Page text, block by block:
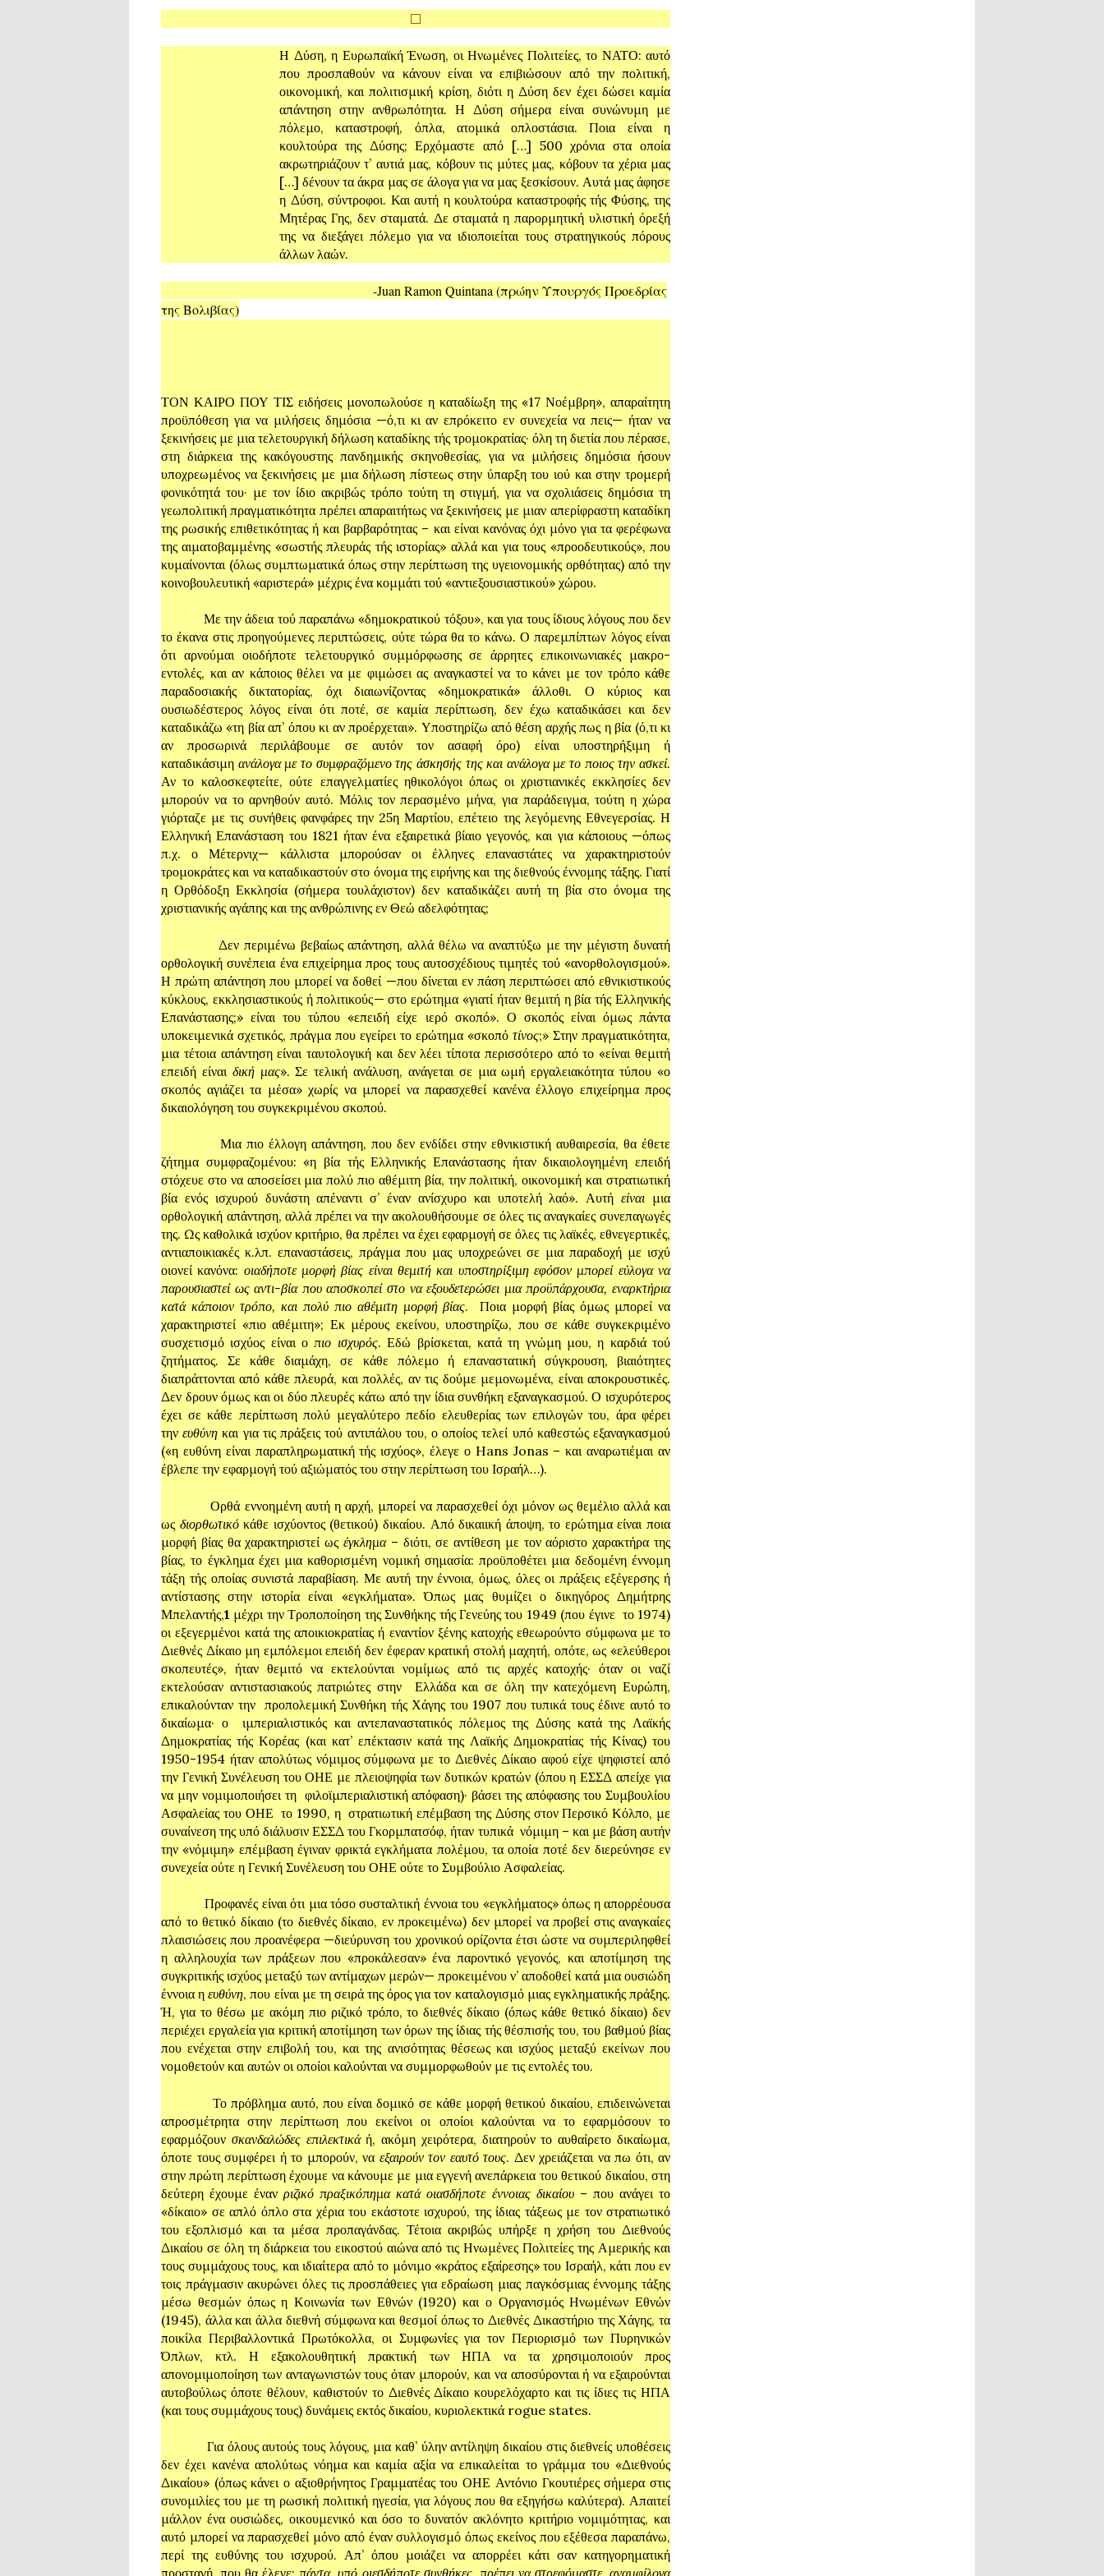
Η Δύση, η Ευρωπαϊκή Ένωση, οι Ηνωμένες Πολιτείες, το ΝΑΤΟ: αυτό
που προσπαθούν να κάνουν είναι να επιβιώσουν από την πολιτική,
οικονομική, και πολιτισμική κρίση, διότι η Δύση δεν έχει δώσει καμία
απάντηση στην ανθρωπότητα. Η Δύση σήμερα είναι συνώνυμη με
πόλεμο, καταστροφή, όπλα, ατομικά οπλοστάσια. Ποια είναι η
κουλτούρα της Δύσης; Ερχόμαστε από […] 500 χρόνια στα οποία
ακρωτηριάζουν τ’ αυτιά μας, κόβουν τις μύτες μας, κόβουν τα χέρια μας
[…] δένουν τα άκρα μας σε άλογα για να μας ξεσκίσουν. Αυτά μας άφησε
η Δύση, σύντροφοι. Και αυτή η κουλτούρα καταστροφής τής Φύσης, της
Μητέρας Γης, δεν σταματά. Δε σταματά η παρορμητική υλιστική όρεξή
της να διεξάγει πόλεμο για να ιδιοποιείται τους στρατηγικούς πόρους
άλλων λαών.
-Juan Ramon Quintana (πρώην Υπουργός Προεδρίας
της Βολιβίας)
ΤΟΝ ΚΑΙΡΟ ΠΟΥ ΤΙΣ ειδήσεις μονοπωλούσε η καταδίωξη της «17 Νοέμβρη», απαραίτητη
προϋπόθεση για να μιλήσεις δημόσια —ό,τι κι αν επρόκειτο εν συνεχεία να πεις— ήταν να
ξεκινήσεις με μια τελετουργική δήλωση καταδίκης τής τρομοκρατίας· όλη τη διετία που πέρασε,
στη διάρκεια της κακόγουστης πανδημικής σκηνοθεσίας, για να μιλήσεις δημόσια ήσουν
υποχρεωμένος να ξεκινήσεις με μια δήλωση πίστεως στην ύπαρξη του ιού και στην τρομερή
φονικότητά του· με τον ίδιο ακριβώς τρόπο τούτη τη στιγμή, για να σχολιάσεις δημόσια τη
γεωπολιτική πραγματικότητα πρέπει απαραιτήτως να ξεκινήσεις με μιαν απερίφραστη καταδίκη
της ρωσικής επιθετικότητας ή και βαρβαρότητας – και είναι κανόνας όχι μόνο για τα φερέφωνα
της αιματοβαμμένης «σωστής πλευράς τής ιστορίας» αλλά και για τους «προοδευτικούς», που
κυμαίνονται (όλως συμπτωματικά όπως στην περίπτωση της υγειονομικής ορθότητας) από την
κοινοβουλευτική «αριστερά» μέχρις ένα κομμάτι τού «αντιεξουσιαστικού» χώρου.
Με την άδεια τού παραπάνω «δημοκρατικού τόξου», και για τους ίδιους λόγους που δεν
το έκανα στις προηγούμενες περιπτώσεις, ούτε τώρα θα το κάνω. Ο παρεμπίπτων λόγος είναι
ότι αρνούμαι οιοδήποτε τελετουργικό συμμόρφωσης σε άρρητες επικοινωνιακές μακρο-
εντολές, και αν κάποιος θέλει να με φιμώσει ας αναγκαστεί να το κάνει με τον τρόπο κάθε
παραδοσιακής δικτατορίας, όχι διαιωνίζοντας «δημοκρατικά» άλλοθι. Ο κύριος και
ουσιωδέστερος λόγος είναι ότι ποτέ, σε καμία περίπτωση, δεν έχω καταδικάσει και δεν
καταδικάζω «τη βία απ’ όπου κι αν προέρχεται». Υποστηρίζω από θέση αρχής πως η βία (ό,τι κι
αν προσωρινά περιλάβουμε σε αυτόν τον ασαφή όρο) είναι υποστηρήξιμη ή
καταδικάσιμη ανάλογα με το συμφραζόμενο της άσκησής της και ανάλογα με το ποιος την ασκεί.
Αν το καλοσκεφτείτε, ούτε επαγγελματίες ηθικολόγοι όπως οι χριστιανικές εκκλησίες δεν
μπορούν να το αρνηθούν αυτό. Μόλις τον περασμένο μήνα, για παράδειγμα, τούτη η χώρα
γιόρταζε με τις συνήθεις φανφάρες την 25η Μαρτίου, επέτειο της λεγόμενης Εθνεγερσίας. Η
Ελληνική Επανάσταση του 1821 ήταν ένα εξαιρετικά βίαιο γεγονός, και για κάποιους —όπως
π.χ. ο Μέτερνιχ— κάλλιστα μπορούσαν οι έλληνες επαναστάτες να χαρακτηριστούν
τρομοκράτες και να καταδικαστούν στο όνομα της ειρήνης και της διεθνούς έννομης τάξης. Γιατί
η Ορθόδοξη Εκκλησία (σήμερα τουλάχιστον) δεν καταδικάζει αυτή τη βία στο όνομα της
χριστιανικής αγάπης και της ανθρώπινης εν Θεώ αδελφότητας;
Δεν περιμένω βεβαίως απάντηση, αλλά θέλω να αναπτύξω με την μέγιστη δυνατή
ορθολογική συνέπεια ένα επιχείρημα προς τους αυτοσχέδιους τιμητές τού «ανορθολογισμού».
Η πρώτη απάντηση που μπορεί να δοθεί —που δίνεται εν πάση περιπτώσει από εθνικιστικούς
κύκλους, εκκλησιαστικούς ή πολιτικούς— στο ερώτημα «γιατί ήταν θεμιτή η βία τής Ελληνικής
Επανάστασης;» είναι του τύπου «επειδή είχε ιερό σκοπό». Ο σκοπός είναι όμως πάντα
υποκειμενικά σχετικός, πράγμα που εγείρει το ερώτημα «σκοπό τίνος;» Στην πραγματικότητα,
μια τέτοια απάντηση είναι ταυτολογική και δεν λέει τίποτα περισσότερο από το «είναι θεμιτή
επειδή είναι δική μας». Σε τελική ανάλυση, ανάγεται σε μια ωμή εργαλειακότητα τύπου «ο
σκοπός αγιάζει τα μέσα» χωρίς να μπορεί να παρασχεθεί κανένα έλλογο επιχείρημα προς
δικαιολόγηση του συγκεκριμένου σκοπού.
Μια πιο έλλογη απάντηση, που δεν ενδίδει στην εθνικιστική αυθαιρεσία, θα έθετε
ζήτημα συμφραζομένου: «η βία τής Ελληνικής Επανάστασης ήταν δικαιολογημένη επειδή
στόχευε στο να αποσείσει μια πολύ πιο αθέμιτη βία, την πολιτική, οικονομική και στρατιωτική
βία ενός ισχυρού δυνάστη απέναντι σ’ έναν ανίσχυρο και υποτελή λαό». Αυτήείναι μια
ορθολογική απάντηση, αλλά πρέπει να την ακολουθήσουμε σε όλες τις αναγκαίες συνεπαγωγές
της. Ως καθολικά ισχύον κριτήριο, θα πρέπει να έχει εφαρμογή σε όλες τις λαϊκές, εθνεγερτικές,
αντιαποικιακές κ.λπ. επαναστάσεις, πράγμα που μας υποχρεώνει σε μια παραδοχή με ισχύ
οιονεί κανόνα: οιαδήποτε μορφή βίας είναι θεμιτή και υποστηρίξιμη εφόσον μπορεί εύλογα να
παρουσιαστεί ως αντι-βία που αποσκοπεί στο να εξουδετερώσει μια προϋπάρχουσα, εναρκτήρια
κατά κάποιον τρόπο, και πολύ πιο αθέμιτη μορφή βίας. Ποια μορφή βίας όμως μπορεί να
χαρακτηριστεί «πιο αθέμιτη»; Εκ μέρους εκείνου, υποστηρίζω, που σε κάθε συγκεκριμένο
συσχετισμό ισχύος είναι οπιο ισχυρός. Εδώ βρίσκεται, κατά τη γνώμη μου, η καρδιά τού
ζητήματος. Σε κάθε διαμάχη, σε κάθε πόλεμο ή επαναστατική σύγκρουση, βιαιότητες
διαπράττονται από κάθε πλευρά, και πολλές, αν τις δούμε μεμονωμένα, είναι αποκρουστικές.
Δεν δρουν όμως και οι δύο πλευρές κάτω από την ίδια συνθήκη εξαναγκασμού. Ο ισχυρότερος
έχει σε κάθε περίπτωση πολύ μεγαλύτερο πεδίο ελευθερίας των επιλογών του, άρα φέρει
τηνευθύνηκαι για τις πράξεις τού αντιπάλου του, ο οποίος τελεί υπό καθεστώς εξαναγκασμού
(«η ευθύνη είναι παραπληρωματική τής ισχύος», έλεγε ο Hans Jonas – και αναρωτιέμαι αν
έβλεπε την εφαρμογή τού αξιώματός του στην περίπτωση του Ισραήλ…).
Ορθά εννοημένη αυτή η αρχή, μπορεί να παρασχεθεί όχι μόνον ως θεμέλιο αλλά και
ως διορθωτικόκάθε ισχύοντος (θετικού) δικαίου. Από δικαιική άποψη, το ερώτημα είναι ποια
μορφή βίας θα χαρακτηριστεί ως έγκλημα– διότι, σε αντίθεση με τον αόριστο χαρακτήρα της
βίας, το έγκλημα έχει μια καθορισμένη νομική σημασία: προϋποθέτει μια δεδομένη έννομη
τάξη τής οποίας συνιστά παραβίαση. Με αυτή την έννοια, όμως, όλες οι πράξεις εξέγερσης ή
αντίστασης στην ιστορία είναι «εγκλήματα». Όπως μας θυμίζει ο δικηγόρος Δημήτρης
Μπελαντής,1 μέχρι την Τροποποίηση της Συνθήκης τής Γενεύης του 1949 (που έγινε το 1974)
οι εξεγερμένοι κατά της αποικιοκρατίας ή εναντίον ξένης κατοχής εθεωρούντο σύμφωνα με το
Διεθνές Δίκαιο μη εμπόλεμοι επειδή δεν έφεραν κρατική στολή μαχητή, οπότε, ως «ελεύθεροι
σκοπευτές», ήταν θεμιτό να εκτελούνται νομίμως από τις αρχές κατοχής· όταν οι ναζί
εκτελούσαν αντιστασιακούς πατριώτες στην Ελλάδα και σε όλη την κατεχόμενη Ευρώπη,
επικαλούνταν την προπολεμική Συνθήκη τής Χάγης του 1907 που τυπικά τους έδινε αυτό το
δικαίωμα· ο ιμπεριαλιστικός και αντεπαναστατικός πόλεμος της Δύσης κατά της Λαϊκής
Δημοκρατίας τής Κορέας (και κατ’ επέκτασιν κατά της Λαϊκής Δημοκρατίας τής Κίνας) του
1950-1954 ήταν απολύτως νόμιμος σύμφωνα με το Διεθνές Δίκαιο αφού είχε ψηφιστεί από
την Γενική Συνέλευση του ΟΗΕ με πλειοψηφία των δυτικών κρατών (όπου η ΕΣΣΔ απείχε για
να μην νομιμοποιήσει τη φιλοϊμπεριαλιστική απόφαση)· βάσει της απόφασης του Συμβουλίου
Ασφαλείας του ΟΗΕ το 1990, η στρατιωτική επέμβαση της Δύσης στον Περσικό Κόλπο, με
συναίνεση της υπό διάλυσιν ΕΣΣΔ του Γκορμπατσόφ, ήταν τυπικά νόμιμη – και με βάση αυτήν
την «νόμιμη» επέμβαση έγιναν φρικτά εγκλήματα πολέμου, τα οποία ποτέ δεν διερεύνησε εν
συνεχεία ούτε η Γενική Συνέλευση του ΟΗΕ ούτε το Συμβούλιο Ασφαλείας.
Προφανές είναι ότι μια τόσο συσταλτική έννοια του «εγκλήματος» όπως η απορρέουσα
από το θετικό δίκαιο (το διεθνές δίκαιο, εν προκειμένω) δεν μπορεί να προβεί στις αναγκαίες
πλαισιώσεις που προανέφερα —διεύρυνση του χρονικού ορίζοντα έτσι ώστε να συμπεριληφθεί
η αλληλουχία των πράξεων που «προκάλεσαν» ένα παροντικό γεγονός, και αποτίμηση της
συγκριτικής ισχύος μεταξύ των αντίμαχων μερών— προκειμένου ν’ αποδοθεί κατά μια ουσιώδη
έννοια ηευθύνη, που είναι με τη σειρά της όρος για τον καταλογισμό μιας εγκληματικής πράξης.
Ή, για το θέσω με ακόμη πιο ριζικό τρόπο, το διεθνές δίκαιο (όπως κάθε θετικό δίκαιο) δεν
περιέχει εργαλεία για κριτική αποτίμηση των όρων της ίδιας τής θέσπισής του, του βαθμού βίας
που ενέχεται στην επιβολή του, και της ανισότητας θέσεως και ισχύος μεταξύ εκείνων που
νομοθετούν και αυτών οι οποίοι καλούνται να συμμορφωθούν με τις εντολές του.
Το πρόβλημα αυτό, που είναι δομικό σε κάθε μορφή θετικού δικαίου, επιδεινώνεται
απροσμέτρητα στην περίπτωση που εκείνοι οι οποίοι καλούνται να το εφαρμόσουν το
εφαρμόζουν σκανδαλώδες επιλεκτικάή, ακόμη χειρότερα, διατηρούν το αυθαίρετο δικαίωμα,
όποτε τους συμφέρει ή το μπορούν, να εξαιρούν τον εαυτό τους. Δεν χρειάζεται να πω ότι, αν
στην πρώτη περίπτωση έχουμε να κάνουμε με μια εγγενή ανεπάρκεια του θετικού δικαίου, στη
δεύτερη έχουμε ένανριζικό πραξικόπημα κατά οιασδήποτε έννοιας δικαίου– που ανάγει το
«δίκαιο» σε απλό όπλο στα χέρια του εκάστοτε ισχυρού, της ίδιας τάξεως με τον στρατιωτικό
του εξοπλισμό και τα μέσα προπαγάνδας. Τέτοια ακριβώς υπήρξε η χρήση του Διεθνούς
Δικαίου σε όλη τη διάρκεια του εικοστού αιώνα από τις Ηνωμένες Πολιτείες της Αμερικής και
τους συμμάχους τους, και ιδιαίτερα από το μόνιμο «κράτος εξαίρεσης» του Ισραήλ, κάτι που εν
τοις πράγμασιν ακυρώνει όλες τις προσπάθειες για εδραίωση μιας παγκόσμιας έννομης τάξης
μέσω θεσμών όπως η Κοινωνία των Εθνών (1920) και ο Οργανισμός Ηνωμένων Εθνών
(1945), άλλα και άλλα διεθνή σύμφωνα και θεσμοί όπως το Διεθνές Δικαστήριο της Χάγης, τα
ποικίλα Περιβαλλοντικά Πρωτόκολλα, οι Συμφωνίες για τον Περιορισμό των Πυρηνικών
Όπλων, κτλ. Η εξακολουθητική πρακτική των ΗΠΑ να τα χρησιμοποιούν προς
απονομιμοποίηση των ανταγωνιστών τους όταν μπορούν, και να αποσύρονται ή να εξαιρούνται
αυτοβούλως όποτε θέλουν, καθιστούν το Διεθνές Δίκαιο κουρελόχαρτο και τις ίδιες τις ΗΠΑ
(και τους συμμάχους τους) δυνάμεις εκτός δικαίου, κυριολεκτικά rogue states.
Για όλους αυτούς τους λόγους, μια καθ’ ύλην αντίληψη δικαίου στις διεθνείς υποθέσεις
δεν έχει κανένα απολύτως νόημα και καμία αξία να επικαλείται το γράμμα του «Διεθνούς
Δικαίου» (όπως κάνει ο αξιοθρήνητος Γραμματέας του ΟΗΕ Αντόνιο Γκουτιέρες σήμερα στις
συνομιλίες του με τη ρωσική πολιτική ηγεσία, για λόγους που θα εξηγήσω καλύτερα). Απαιτεί
μάλλον ένα ουσιώδες, οικουμενικό και όσο το δυνατόν ακλόνητο κριτήριο νομιμότητας, και
αυτό μπορεί να παρασχεθεί μόνο από έναν συλλογισμό όπως εκείνος που εξέθεσα παραπάνω,
περί της ευθύνης του ισχυρού. Απ’ όπου μοιάζει να απορρέει κάτι σαν κατηγορηματική
προσταγή, που θα έλεγε: πάντα, υπό οιεσδήποτε συνθήκες, πρέπει να στρεφόμαστε, αναμφίλογα